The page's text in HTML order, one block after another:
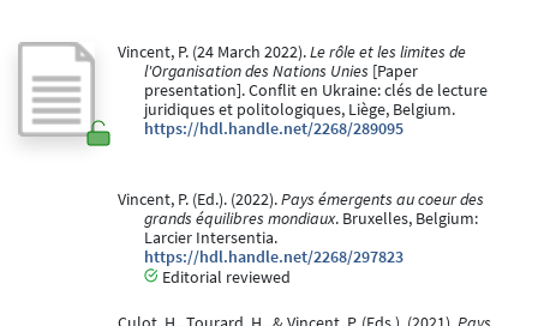
Vincent, P. (24 March 2022).Le rôle et les limites de
l'Organisation des Nations Unies [Paper
presentation]. Conflit en Ukraine: clés de lecture
juridiques et politologiques, Liège, Belgium.
https://hdl.handle.net/2268/289095
Vincent, P. (Ed.). (2022).Pays émergents au coeur des
grands équilibres mondiaux. Bruxelles, Belgium:
Larcier Intersentia.
https://hdl.handle.net/2268/297823
Editorial reviewed